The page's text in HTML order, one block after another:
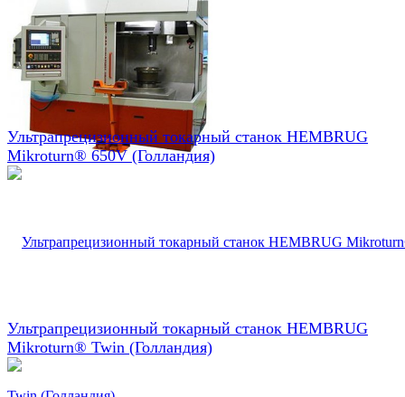
Ультрапрецизионный токарный станок HEMBRUG
Mikroturn® 650V (Голландия)
Ультрапрецизионный токарный станок HEMBRUG
Mikroturn® Twin (Голландия)